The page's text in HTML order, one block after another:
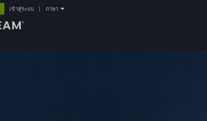
เข้าสู่ระบบ ภาษา